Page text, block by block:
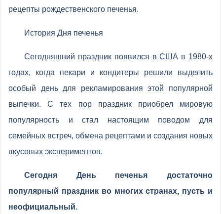
рецепты рождественского печенья.
История Дня печенья
Сегодняшний праздник появился в США в 1980-х
годах, когда пекари и кондитеры решили выделить
особый день для рекламирования этой популярной
выпечки. С тех пор праздник приобрел мировую
популярность и стал настоящим поводом для
семейных встреч, обмена рецептами и создания новых
вкусовых экспериментов.
Сегодня День печенья достаточно
популярный праздник во многих странах, пусть и
неофициальный.